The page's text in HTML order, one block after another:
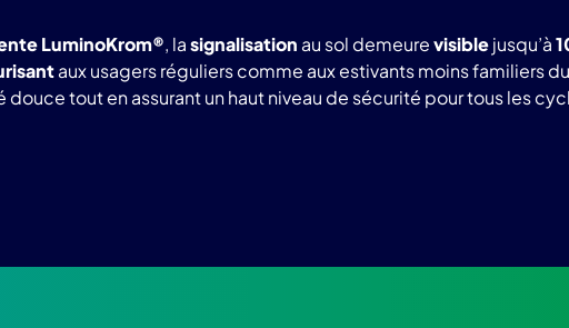
LuminoKrom®, lasignalisation au sol demeurevisiblejusqu’à
aux usagers réguliers comme aux estivants moins familiers
tout en assurant un haut niveau de sécurité pour tous les